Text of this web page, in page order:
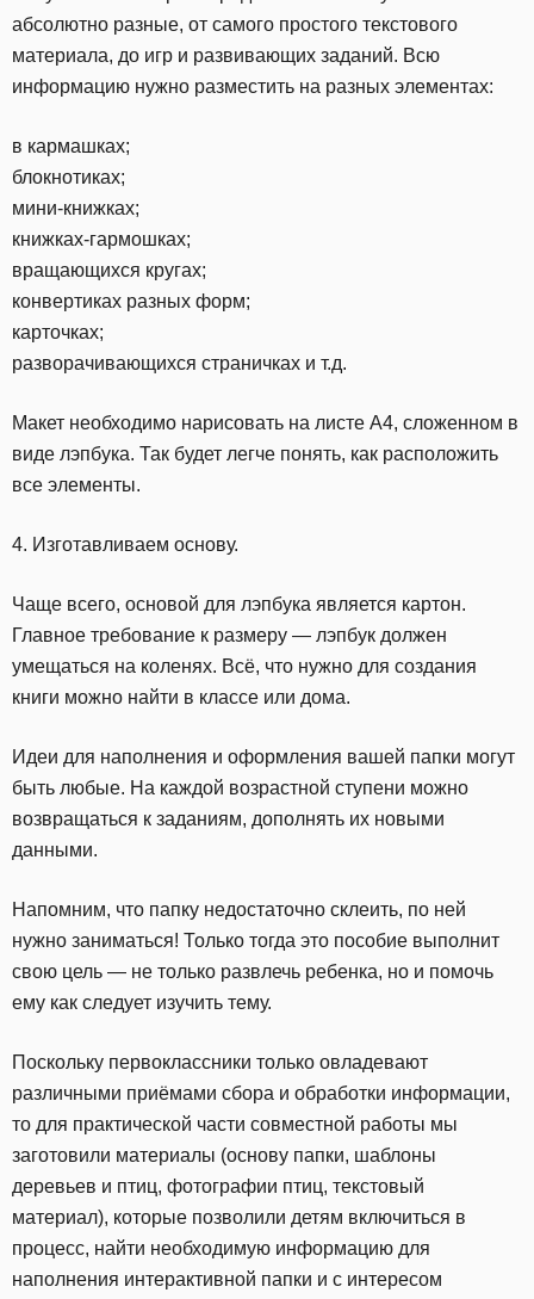
абсолютно разные, от самого простого текстового
материала, до игр и развивающих заданий. Всю
информацию нужно разместить на разных элементах:
в кармашках;
блокнотиках;
мини-книжках;
книжках-гармошках;
вращающихся кругах;
конвертиках разных форм;
карточках;
разворачивающихся страничках и т.д.
Макет необходимо нарисовать на листе А4, сложенном в
виде лэпбука. Так будет легче понять, как расположить
все элементы.
4. Изготавливаем основу.
Чаще всего, основой для лэпбука является картон.
Главное требование к размеру — лэпбук должен
умещаться на коленях. Всё, что нужно для создания
книги можно найти в классе или дома.
Идеи для наполнения и оформления вашей папки могут
быть любые. На каждой возрастной ступени можно
возвращаться к заданиям, дополнять их новыми
данными.
Напомним, что папку недостаточно склеить, по ней
нужно заниматься! Только тогда это пособие выполнит
свою цель — не только развлечь ребенка, но и помочь
ему как следует изучить тему.
Поскольку первоклассники только овладевают
различными приёмами сбора и обработки информации,
то для практической части совместной работы мы
заготовили материалы (основу папки, шаблоны
деревьев и птиц, фотографии птиц, текстовый
материал), которые позволили детям включиться в
процесс, найти необходимую информацию для
наполнения интерактивной папки и с интересом